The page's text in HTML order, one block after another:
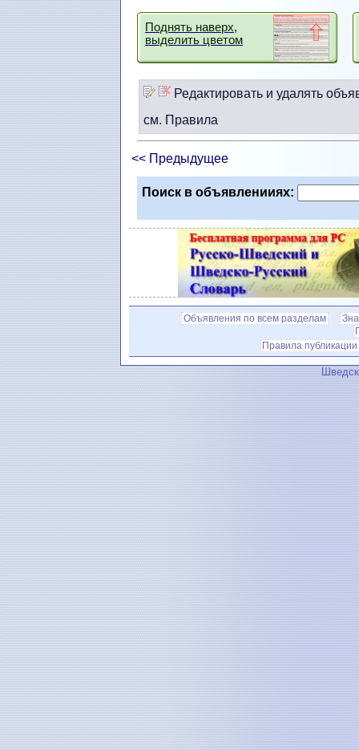
Поднять наверх,
выделить цветом
Редактировать и удалять
см. Правила
<< Предыдущее
Поиск в объявленииях:
Объявления по всем разделам
Правила публикации